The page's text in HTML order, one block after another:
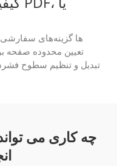
تبدیل و تنظیم سطوح